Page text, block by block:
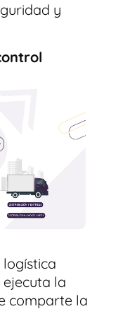
y
la
comparte la